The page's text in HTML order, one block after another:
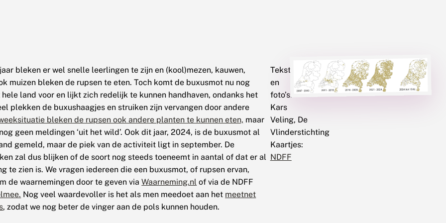
bleken er wel snelle leerlingen te zijn en (kool)mezen, kauwen,
muizen bleken de rupsen te eten. Toch komt de buxusmot nu nog
land voor en lijkt zich redelijk te kunnen handhaven, ondanks het
plekken de buxushaagjes en struiken zijn vervangen door andere
bleken de rupsen ook andere planten te kunnen eten, maar
geen meldingen ‘uit het wild’. Ook dit jaar, 2024, is de buxusmot al
gemeld, maar de piek van de activiteit ligt in september. De
zal dus blijken of de soort nog steeds toeneemt in aantal of dat er al
te zien is. We vragen iedereen die een buxusmot, of rupsen ervan,
de waarnemingen door te geven viaWaarneming.nl of via de NDFF
Nog veel waardevoller is het als men meedoet aan het meetnet
, zodat we nog beter de vinger aan de pols kunnen houden.
Tekst
en
foto’s:
Kars
Veling, De
Vlinderstichting
Kaartjes:
NDFF